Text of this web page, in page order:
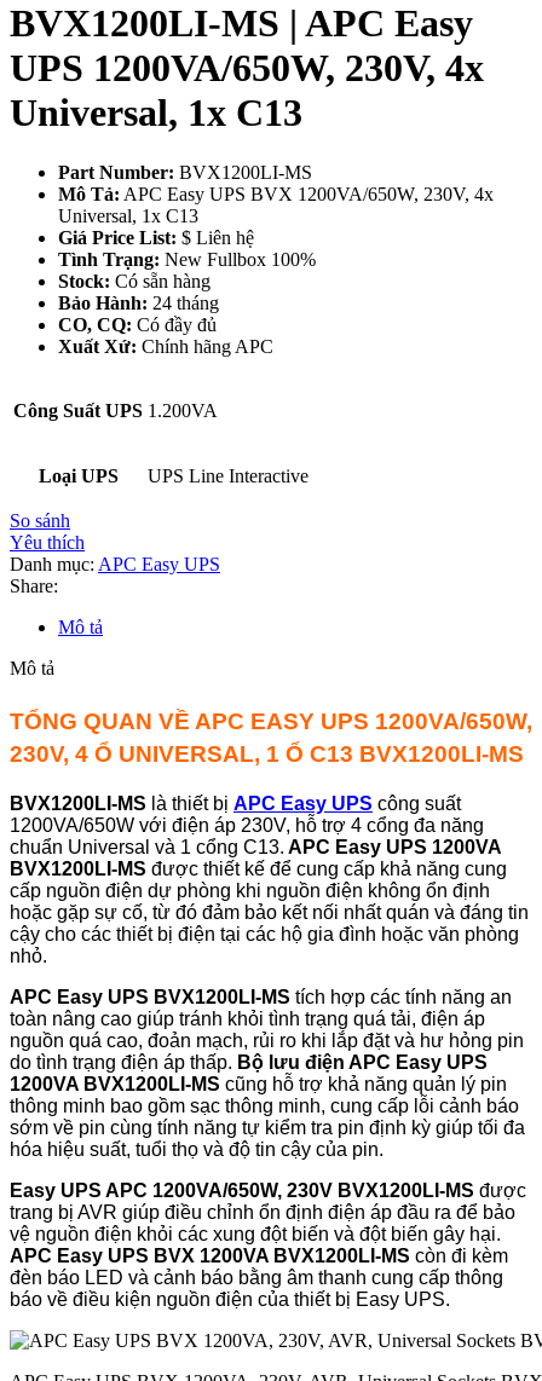
BVX1200LI-MS | APC Easy
UPS 1200VA/650W, 230V, 4x
Universal, 1x C13
Part Number: BVX1200LI-MS
Mô Tả: APC Easy UPS BVX 1200VA/650W, 230V, 4x
Universal, 1x C13
Giá Price List: $ Liên hệ
Tình Trạng: New Fullbox 100%
Stock: Có sẵn hàng
Bảo Hành: 24 tháng
CO, CQ: Có đầy đủ
Xuất Xứ: Chính hãng APC
Công Suất UPS 1.200VA
Loại UPS UPS Line Interactive
So sánh
Yêu thích
Danh mục: APC Easy UPS
Share:
Mô tả
Mô tả
TỔNG QUAN VỀ APC EASY UPS 1200VA/650W,
230V, 4 Ổ UNIVERSAL, 1 Ổ C13 BVX1200LI-MS
BVX1200LI-MS là thiết bị APC Easy UPS công suất
1200VA/650W với điện áp 230V, hỗ trợ 4 cổng đa năng
chuẩn Universal và 1 cổng C13. APC Easy UPS 1200VA
BVX1200LI-MS được thiết kế để cung cấp khả năng cung
cấp nguồn điện dự phòng khi nguồn điện không ổn định
hoặc gặp sự cố, từ đó đảm bảo kết nối nhất quán và đáng tin
cậy cho các thiết bị điện tại các hộ gia đình hoặc văn phòng
nhỏ.
APC Easy UPS BVX1200LI-MS tích hợp các tính năng an
toàn nâng cao giúp tránh khỏi tình trạng quá tải, điện áp
nguồn quá cao, đoản mạch, rủi ro khi lắp đặt và hư hỏng pin
do tình trạng điện áp thấp. Bộ lưu điện APC Easy UPS
1200VA BVX1200LI-MS cũng hỗ trợ khả năng quản lý pin
thông minh bao gồm sạc thông minh, cung cấp lỗi cảnh báo
sớm về pin cùng tính năng tự kiểm tra pin định kỳ giúp tối đa
hóa hiệu suất, tuổi thọ và độ tin cậy của pin.
Easy UPS APC 1200VA/650W, 230V BVX1200LI-MS được
trang bị AVR giúp điều chỉnh ổn định điện áp đầu ra để bảo
vệ nguồn điện khỏi các xung đột biến và đột biến gây hại.
APC Easy UPS BVX 1200VA BVX1200LI-MS còn đi kèm
đèn báo LED và cảnh báo bằng âm thanh cung cấp thông
báo về điều kiện nguồn điện của thiết bị Easy UPS.